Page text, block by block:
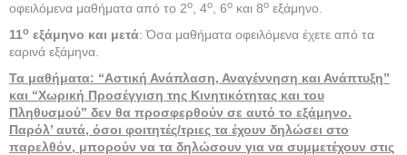
οφειλόμενα μαθήματα από το 2ο , 4ο , 6ο και 8ο εξάμηνο.
11ο εξάμηνο και μετά: Όσα μαθήματα οφειλόμενα έχετε από τα
εαρινά εξάμηνα.
Τα μαθήματα: “Αστική Ανάπλαση, Αναγέννηση και Ανάπτυξη”
και “Χωρική Προσέγγιση της Κινητικότητας και του
Πληθυσμού” δεν θα προσφερθούν σε αυτό το εξάμηνο.
Παρόλ’ αυτά, όσοι φοιτητές/τριες τα έχουν δηλώσει στο
παρελθόν, μπορούν να τα δηλώσουν για να συμμετέχουν στις